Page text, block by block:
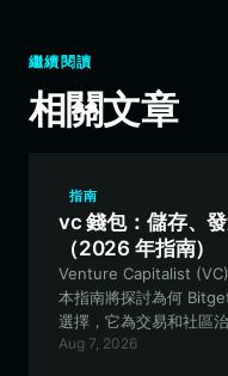
繼續閱讀
相關文章
指南
vc 錢包：儲存、
（2026 年指南）
Venture Capitalist (VC)
本指南將探討為何
選擇，它為交易和社區
工具。
Aug 7, 2026